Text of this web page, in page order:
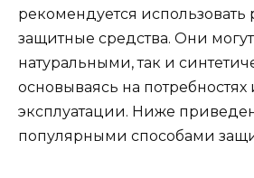
рекомендуется использовать
защитные средства. Они
натуральными, так и
основываясь на потребностях
эксплуатации. Ниже
популярными способами